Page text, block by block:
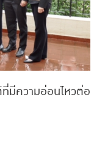
มีความอ่อนไหวต่อ